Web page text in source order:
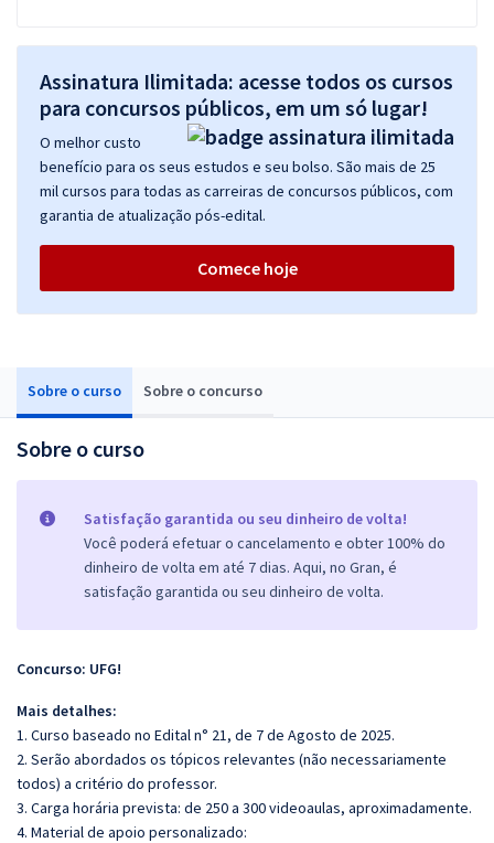
Sobre o curso Sobre o concurso
Sobre o curso
Satisfação garantida ou seu dinheiro de volta!
Você poderá efetuar o cancelamento e obter 100% do
dinheiro de volta em até 7 dias. Aqui, no Gran, é
satisfação garantida ou seu dinheiro de volta.
Concurso: UFG!
Mais detalhes:
1. Curso baseado no Edital n° 21, de 7 de Agosto de 2025.
2. Serão abordados os tópicos relevantes (não necessariamente
todos) a critério do professor.
3. Carga horária prevista: de 250 a 300 videoaulas, aproximadamente.
4. Material de apoio personalizado:
Assinatura Ilimitada: acesse todos os cursos
para concursos públicos, em um só lugar!
O melhor custo
benefício para os seus estudos e seu bolso. São mais de 25
mil cursos para todas as carreiras de concursos públicos, com
garantia de atualização pós-edital.
Comece hoje